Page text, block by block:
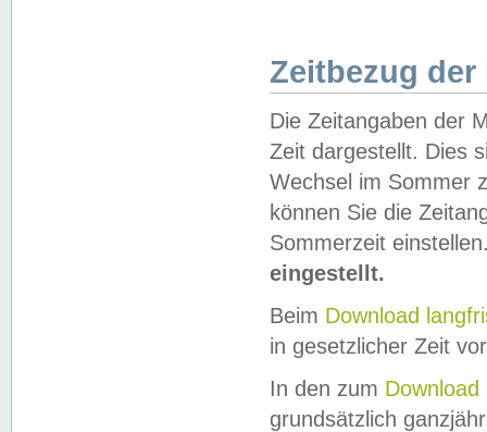
Zeitbezug der
Die Zeitangaben der
Zeit dargestellt. Dies
Wechsel im Sommer
können Sie die
Sommerzeit
eingestellt.
Beim Download
in gesetzlicher Zeit
In den zum Download
grundsätzlich